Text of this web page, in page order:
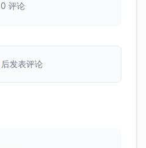
0 评论
后发表评论